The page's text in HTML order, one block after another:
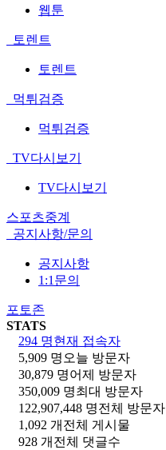
웹툰
토렌트
토렌트
먹튀검증
먹튀검증
TV다시보기
TV다시보기
스포츠중계
공지사항/문의
공지사항
1:1문의
포토존
STATS
294 명현재 접속자
5,909 명 오늘 방문자
30,879 명어제 방문자
350,009 명최대 방문자
122,907,448 명전체 방문자
1,092 개 전체 게시물
928 개 전체 댓글수